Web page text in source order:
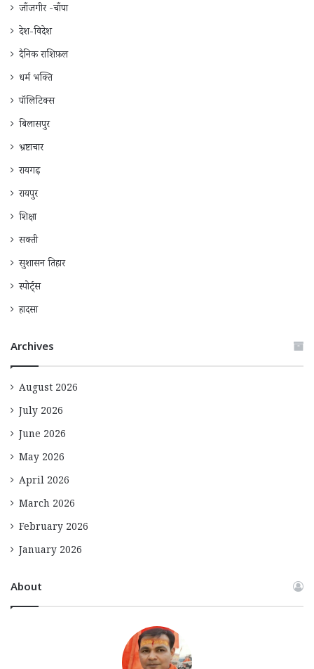
जाँजगीर -चाँपा
देश-विदेश
दैनिक राशिफ़ल
धर्म भक्ति
पॉलिटिक्स
बिलासपुर
भ्रष्टाचार
रायगढ़
रायपुर
शिक्षा
सक्ती
सुशासन तिहार
स्पोर्ट्स
हादसा
Archives
August 2026
July 2026
June 2026
May 2026
April 2026
March 2026
February 2026
January 2026
About